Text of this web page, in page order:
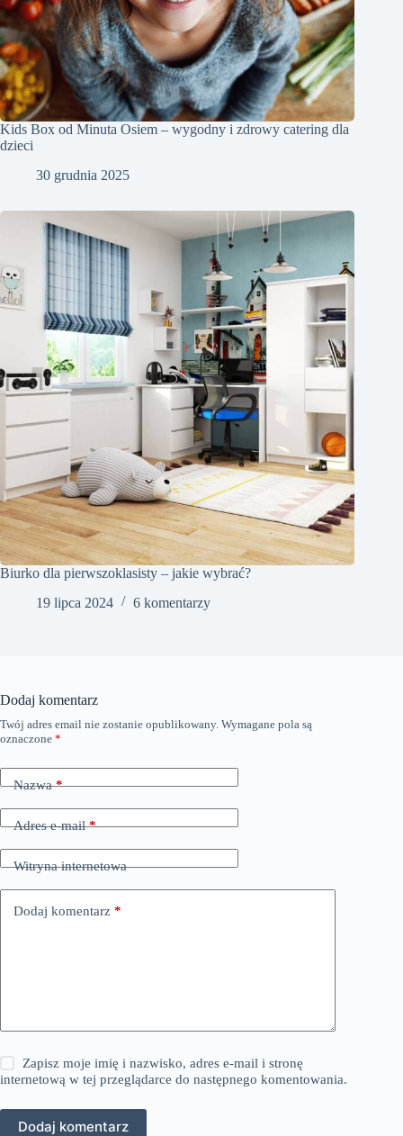
Kids Box od Minuta Osiem – wygodny i zdrowy catering dla
dzieci
30 grudnia 2025
Biurko dla pierwszoklasisty – jakie wybrać?
19 lipca 2024
6 komentarzy
Dodaj komentarz
Twój adres email nie zostanie opublikowany. Wymagane pola są
oznaczone *
Nazwa*
Adres e-mail*
Witryna internetowa
Dodaj komentarz *
Zapisz moje imię i nazwisko, adres e-mail i stronę
internetową w tej przeglądarce do następnego komentowania.
Dodaj komentarz